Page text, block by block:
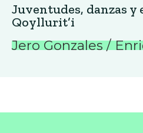
Juventudes, danzas y
Qoyllurit’i
Jero Gonzales /